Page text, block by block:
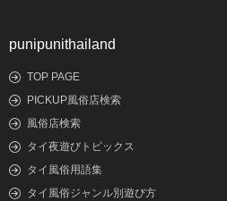
punipunithailand
TOP PAGE
PICKUP風俗店検索
風俗店検索
タイ夜遊びトピックス
タイ風俗用語集
タイ風俗ジャンル別遊び方